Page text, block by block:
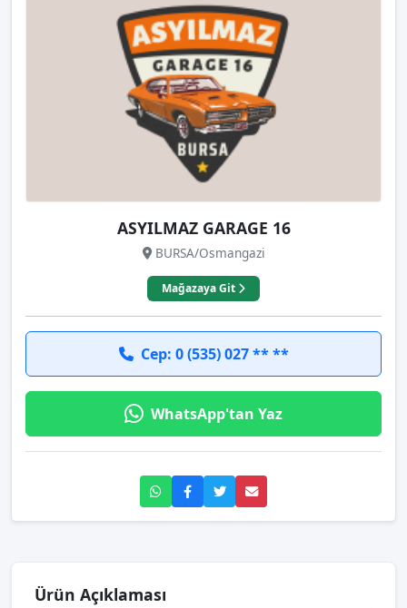
ASYILMAZ GARAGE 16
BURSA/Osmangazi
Mağazaya Git
Cep: 0 (535) 027 ** **
WhatsApp'tan Yaz
Ürün Açıklaması